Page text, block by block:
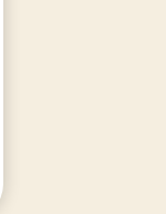
posant ainsi...